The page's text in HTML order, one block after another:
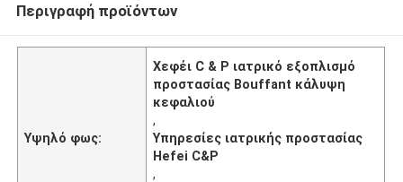
Περιγραφή προϊόντων
Υψηλό φως:
Χεφέι C & P ιατρικό εξοπλισμό
προστασίας Bouffant κάλυψη
κεφαλιού
,
Υπηρεσίες ιατρικής προστασίας
Hefei C&P
,